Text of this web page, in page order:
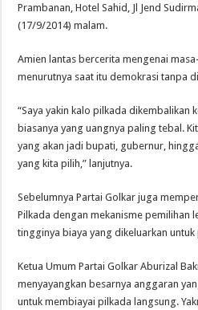
Prambanan, Hotel Sahid, Jl Jend
(17/9/2014) malam.
Amien lantas bercerita mengenai
menurutnya saat itu demokrasi tanpa
“Saya yakin kalo pilkada dikembalikan
biasanya yang uangnya paling tebal.
yang akan jadi bupati, gubernur,
yang kita pilih,” lanjutnya.
Sebelumnya Partai Golkar juga
Pilkada dengan mekanisme pemilihan
tingginya biaya yang dikeluarkan
Ketua Umum Partai Golkar Aburizal
menyayangkan besarnya anggaran
untuk membiayai pilkada langsung.